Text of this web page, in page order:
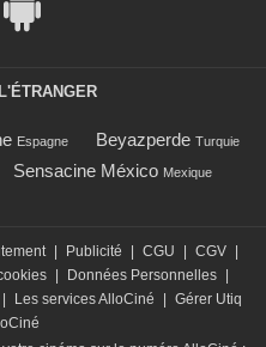
Espagne Beyazperde Turquie
Sensacine México Mexique
| Publicité | CGU | CGV |
| Données Personnelles |
| Les services AlloCiné | Gérer Utiq